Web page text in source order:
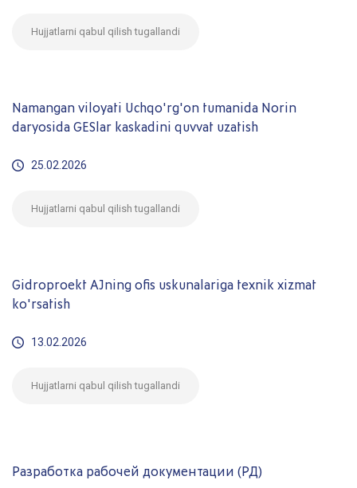
Hujjatlarni qabul qilish tugallandi
Namangan viloyati Uchqo'rg'on tumanida Norin
daryosida GESlar kaskadini quvvat uzatish
25.02.2026
Hujjatlarni qabul qilish tugallandi
Gidroproekt AJning ofis uskunalariga texnik xizmat
ko'rsatish
13.02.2026
Hujjatlarni qabul qilish tugallandi
Разработка рабочей документации (РД)